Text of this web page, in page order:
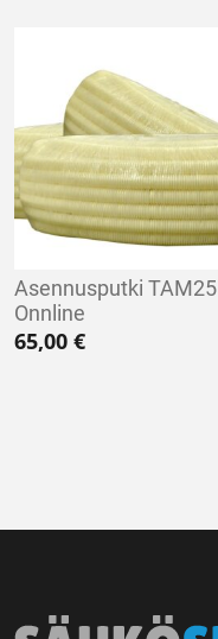
Asennusputki TAM25
Onnline
65,00 €